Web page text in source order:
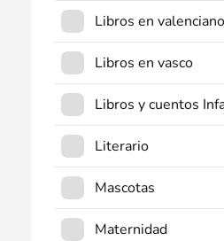
Libros en valenciano
Libros en vasco
Libros y cuentos
Literario
Mascotas
Maternidad